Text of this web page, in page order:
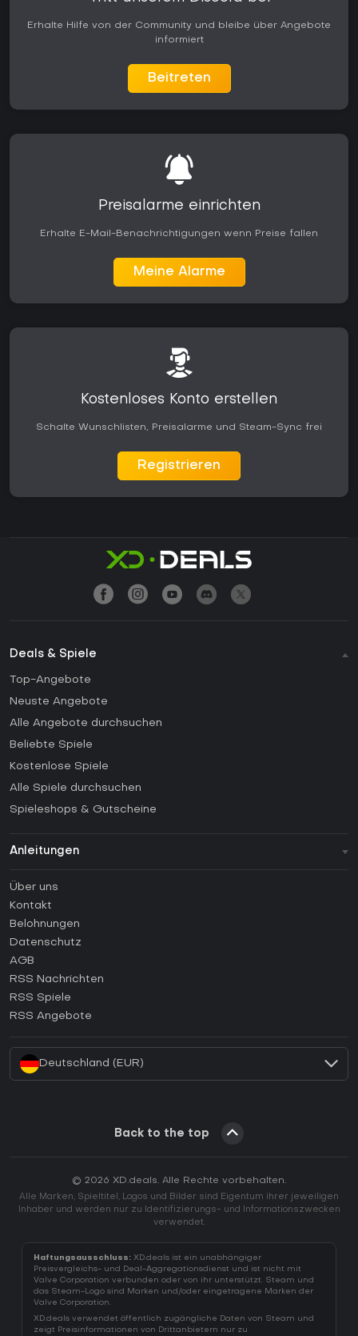
Erhalte Hilfe von der Community und bleibe über Angebote
informiert
Beitreten
Preisalarme einrichten
Erhalte E-Mail-Benachrichtigungen wenn Preise fallen
Meine Alarme
Kostenloses Konto erstellen
Schalte Wunschlisten, Preisalarme und Steam-Sync frei
Registrieren
Deals & Spiele
Top-Angebote
Neuste Angebote
Alle Angebote durchsuchen
Beliebte Spiele
Kostenlose Spiele
Alle Spiele durchsuchen
Spieleshops & Gutscheine
Anleitungen
Anleitungen
Wie aktiviert man einen Steam CD Key?
Wie aktiviert man einen Epic Games CD Key?
Wie aktiviert man einen GOG CD Key?
Wie aktiviert man einen Ubisoft Connect CD Key?
Über uns
Kontakt
Belohnungen
Datenschutz
AGB
RSS Nachrichten
RSS Spiele
RSS Angebote
Deutschland (EUR)
Back to the top
© 2026 XD.deals. Alle Rechte vorbehalten.
Alle Marken, Spieltitel, Logos und Bilder sind Eigentum ihrer jeweiligen
Inhaber und werden nur zu Identifizierungs- und Informationszwecken
verwendet.
Haftungsausschluss: XD.deals ist ein unabhängiger
Preisvergleichs- und Deal-Aggregationsdienst und ist nicht mit
Valve Corporation verbunden oder von ihr unterstützt. Steam und
das Steam-Logo sind Marken und/oder eingetragene Marken der
Valve Corporation.
XD.deals verwendet öffentlich zugängliche Daten von Steam und
zeigt Preisinformationen von Drittanbietern nur zu